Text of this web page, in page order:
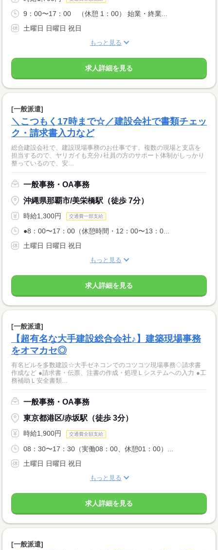
9：00〜17：00 （休憩 1：00） 始業・終業...
土曜日 日曜日 祝日
もっと見る
求人詳細を見る
[一般派遣]
＼こつもく17時まで☆／建設会社で書類チェッ
ク・請求書入力など
総合建設会社で、建設現場事務のお仕事です。複数の現場と支店を
担当するので、ヤリガイも充分♪社員の方のサポート体制がしっかり
整っているので、安...
一般事務・OA事務
沖縄県那覇市/美栄橋駅（徒歩 7分）
時給1,300円 交通費一部支給
●8：00〜17：00（休憩時間・12：00〜13：0...
土曜日 日曜日 祝日
もっと見る
求人詳細を見る
[一般派遣]
【超有名な大手建設総合会社♪】建築現場事務
をオマカセ◎
有名ビルを多数建設☆大手ゼネコンでのコツコツ現場事務◇請求書
作成など ●請求書・伝票、注書の作成・処理Ｌシステムへの入力 ●工
務補助Ｌ安全書類...
一般事務・OA事務
東京都港区/赤坂駅（徒歩 3分）
時給1,900円 交通費全額支給
08：30〜17：30（実働08：00、休憩01：00）...
土曜日 日曜日 祝日
もっと見る
求人詳細を見る
[一般派遣]